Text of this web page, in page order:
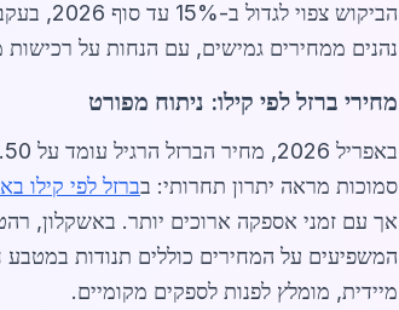
הביקוש
נהנים ממחירים גמישים, עם הנחות על רכישות מעל 5
מחירי ברזל לפי קילו: ניתוח מפורט
סמוכות מראה יתרון תחרותי: בברזל לפי קילו
המשפיעים על המחירים כוללים תנודות במטבע חוץ, עלויות
מיידית, מומלץ לפנות לספקים מקומיים.